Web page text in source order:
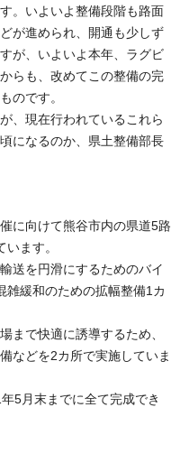
。いよいよ整備段階も路面
が進められ、開通も少しず
が、いよいよ本年、ラグビ
らも、改めてこの整備の完
のです。
、現在行われているこれら
になるのか、県土整備部長
に向けて熊谷市内の県道5路
ます。
送を円滑にするためのバイ
雑緩和のための拡幅整備1カ
まで快適に誘導するため、
などを2カ所で実施していま
5月末までに全て完成でき